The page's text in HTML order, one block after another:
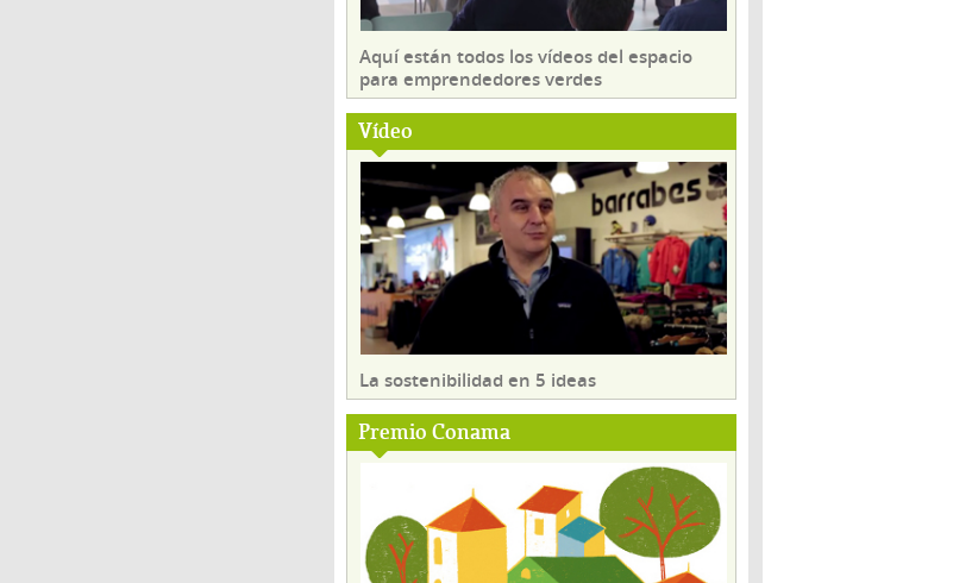
Aquí están todos los vídeos del espacio
para emprendedores verdes
Vídeo
La sostenibilidad en 5 ideas
Premio Conama